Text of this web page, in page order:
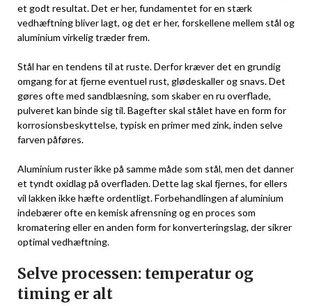
et godt resultat. Det er her, fundamentet for en stærk
vedhæftning bliver lagt, og det er her, forskellene mellem stål og
aluminium virkelig træder frem.
Stål har en tendens til at ruste. Derfor kræver det en grundig
omgang for at fjerne eventuel rust, glødeskaller og snavs. Det
gøres ofte med sandblæsning, som skaber en ru overflade,
pulveret kan binde sig til. Bagefter skal stålet have en form for
korrosionsbeskyttelse, typisk en primer med zink, inden selve
farven påføres.
Aluminium ruster ikke på samme måde som stål, men det danner
et tyndt oxidlag på overfladen. Dette lag skal fjernes, for ellers
vil lakken ikke hæfte ordentligt. Forbehandlingen af aluminium
indebærer ofte en kemisk afrensning og en proces som
kromatering eller en anden form for konverteringslag, der sikrer
optimal vedhæftning.
Selve processen: temperatur og
timing er alt